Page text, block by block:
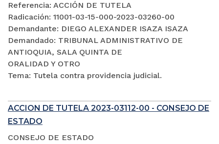
Referencia: ACCIÓN DE TUTELA
Radicación: 11001-03-15-000-2023-03260-00
Demandante: DIEGO ALEXANDER ISAZA ISAZA
Demandado: TRIBUNAL ADMINISTRATIVO DE
ANTIOQUIA, SALA QUINTA DE
ORALIDAD Y OTRO
Tema: Tutela contra providencia judicial.
ACCION DE TUTELA 2023-03112-00 - CONSEJO DE
ESTADO
CONSEJO DE ESTADO